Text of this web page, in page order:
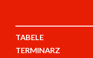
TABELE
TERMINARZ